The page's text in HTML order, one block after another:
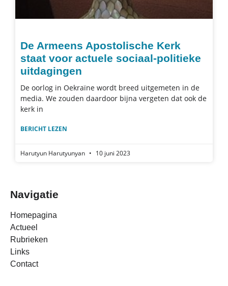
De Armeens Apostolische Kerk
staat voor actuele sociaal-politieke
uitdagingen
De oorlog in Oekraïne wordt breed uitgemeten in de
media. We zouden daardoor bijna vergeten dat ook de
kerk in
BERICHT LEZEN
Harutyun Harutyunyan 10 juni 2023
Navigatie
Homepagina
Actueel
Rubrieken
Links
Contact